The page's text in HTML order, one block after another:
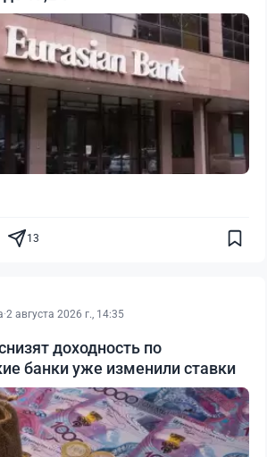
13
·2 августа 2026 г., 14:35
доходность по
банки уже изменили ставки